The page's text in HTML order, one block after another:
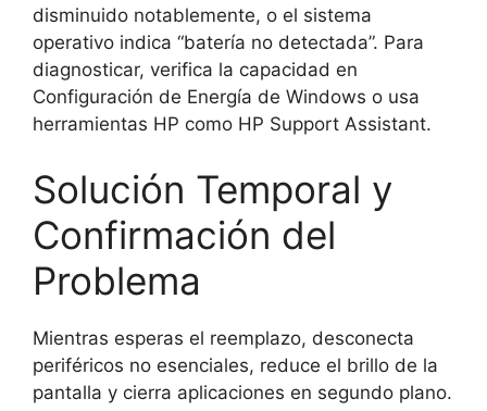
disminuido notablemente, o el sistema
operativo indica “batería no detectada”. Para
diagnosticar, verifica la capacidad en
Configuración de Energía de Windows o usa
herramientas HP como HP Support Assistant.
Solución Temporal y
Confirmación del
Problema
Mientras esperas el reemplazo, desconecta
periféricos no esenciales, reduce el brillo de la
pantalla y cierra aplicaciones en segundo plano.